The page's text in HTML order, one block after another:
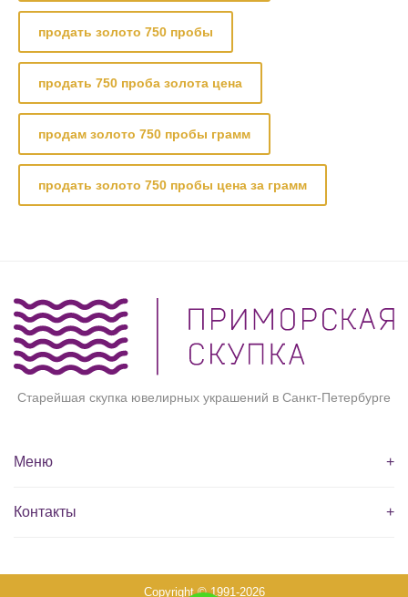
продать золото 750 пробы
продать 750 проба золота цена
продам золото 750 пробы грамм
продать золото 750 пробы цена за грамм
Старейшая скупка ювелирных украшений в Санкт-Петербурге
Меню +
Контакты +
Copyright © 1991-2026